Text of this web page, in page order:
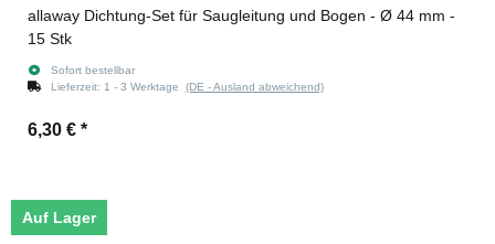
allaway Dichtung-Set für Saugleitung und Bogen - Ø 44 mm -
15 Stk
Sofort bestellbar
Lieferzeit: 1 - 3 Werktage (DE - Ausland abweichend)
6,30 € *
Auf Lager